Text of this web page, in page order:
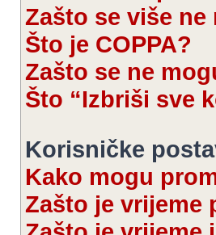
Zašto se više
Što je COPPA?
Zašto se ne
Što “Izbriši sve
Korisničke
Kako mogu
Zašto je vrijeme